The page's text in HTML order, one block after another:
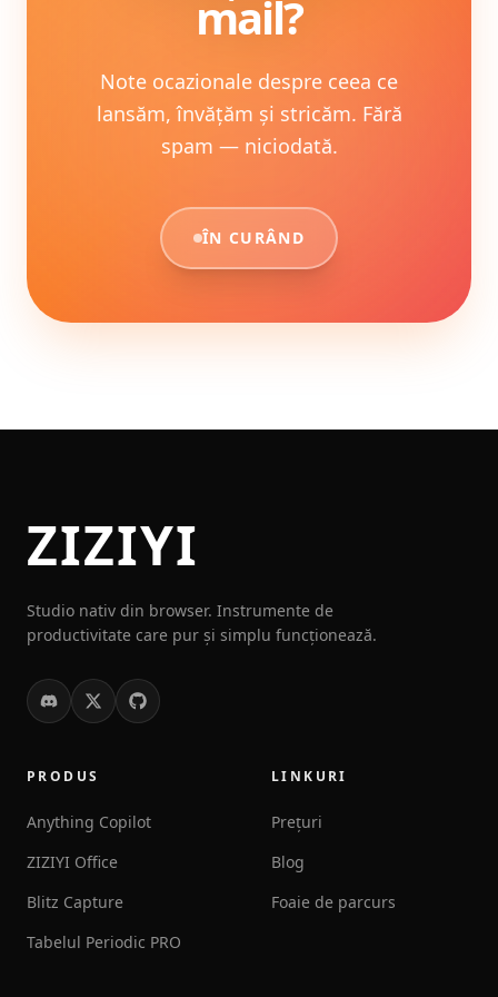
mail?
Note ocazionale despre ceea ce
lansăm, învățăm și stricăm. Fără
spam — niciodată.
ÎN CURÂND
ZIZIYI
Studio nativ din browser. Instrumente de
productivitate care pur și simplu funcționează.
PRODUS
Anything Copilot
ZIZIYI Office
Blitz Capture
Tabelul Periodic PRO
LINKURI
Prețuri
Blog
Foaie de parcurs